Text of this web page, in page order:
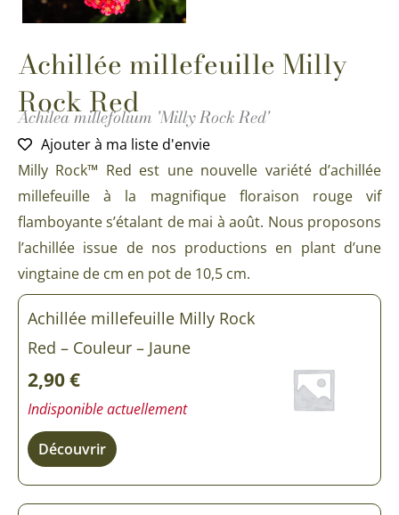
Achillée millefeuille Milly
Rock Red
Achilea millefolium 'Milly Rock Red'
Ajouter à ma liste d'envie
Milly Rock™ Red est une nouvelle variété d’achillée
millefeuille à la magnifique floraison rouge vif
flamboyante s’étalant de mai à août. Nous proposons
l’achillée issue de nos productions en plant d’une
vingtaine de cm en pot de 10,5 cm.
Achillée millefeuille Milly Rock
Red – Couleur – Jaune
2,90€
Indisponible actuellement
Découvrir